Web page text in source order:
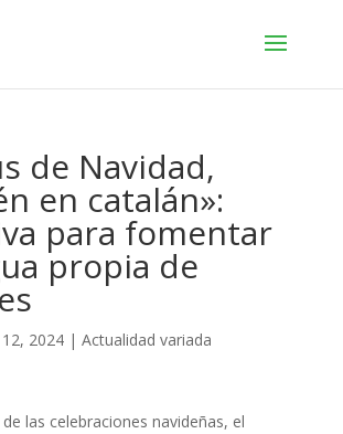
de Navidad,
en catalán»:
para fomentar
propia de
2024| Actualidad variada
las celebraciones navideñas, el